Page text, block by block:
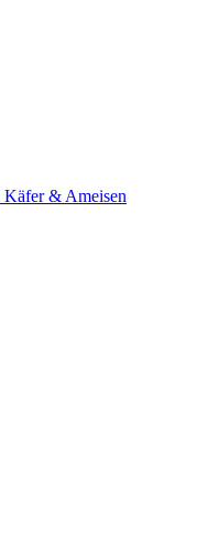
Käfer & Ameisen